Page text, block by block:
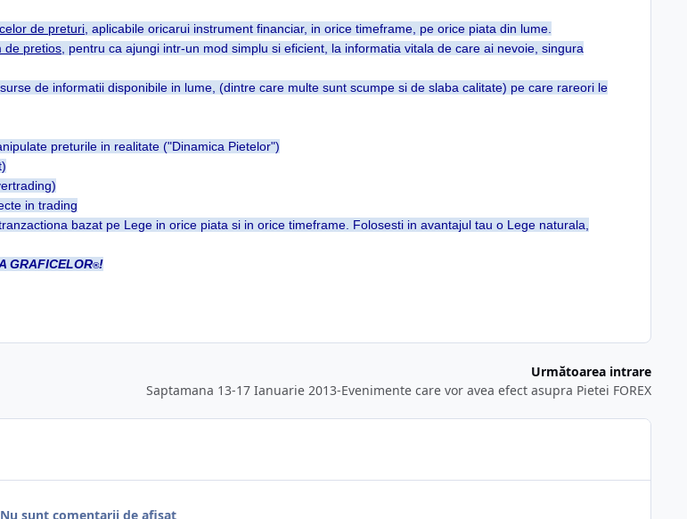
de preturi , aplicabile oricarui instrument financiar, in orice timeframe, pe orice piata din lume.
de pretios , pentru ca ajungi intr-un mod simplu si eficient, la informatia vitala de care ai nevoie, singura
de informatii disponibile in lume, (dintre care multe sunt scumpe si de slaba calitate) pe care rareori le
preturile in realitate ("Dinamica Pietelor")
in trading
bazat pe Lege in orice piata si in orice timeframe. Folosesti in avantajul tau o Lege naturala,
GRAFICELOR®!
Următoarea intrare
Saptamana 13-17 Ianuarie 2013-Evenimente care vor avea efect asupra Pietei FOREX
Nu sunt comentarii de afișat